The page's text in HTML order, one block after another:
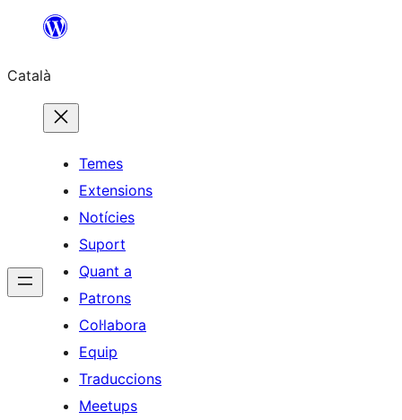
contingut
Català
Temes
Extensions
Notícies
Suport
Quant a
Patrons
Col·labora
Equip
Traduccions
Meetups